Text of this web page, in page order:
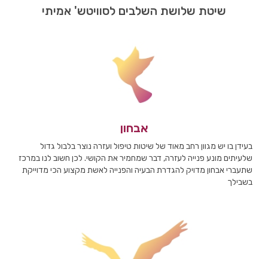
שיטת שלושת השלבים לסוויטש' אמיתי
אבחון
בעידן בו יש מגוון רחב מאוד של שיטות טיפול ועזרה נוצר בלבול גדול
שלעיתים מונע פנייה לעזרה, דבר שמחמיר את הקושי. לכן חשוב לנו במרכז
שתעברי אבחון מדויק להגדרת הבעיה והפנייה לאשת מקצוע הכי מדוייקת
בשבילך